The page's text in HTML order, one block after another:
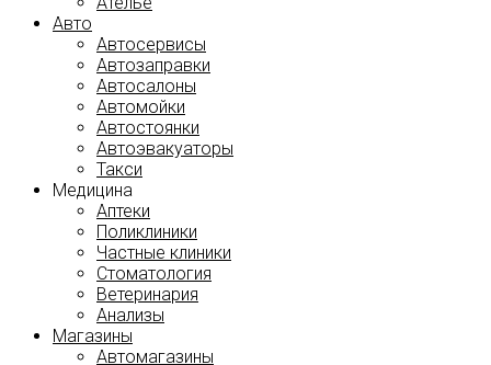
Авто
Автосервисы
Автозаправки
Автосалоны
Автомойки
Автостоянки
Автоэвакуаторы
Такси
Медицина
Аптеки
Поликлиники
Частные клиники
Стоматология
Ветеринария
Анализы
Магазины
Автомагазины